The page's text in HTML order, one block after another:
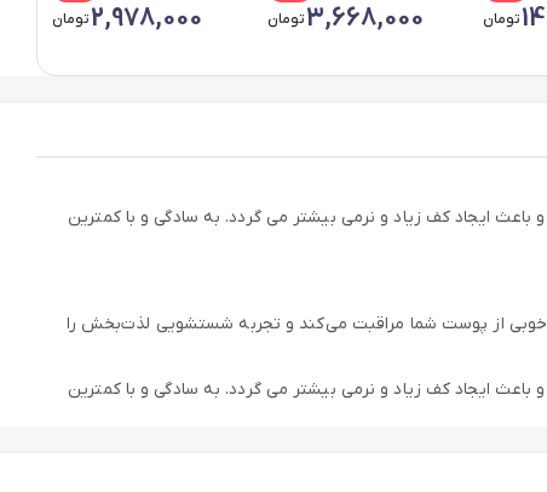
تومان 3,668,000تومان 2,978,000تومان
ایجاد کف زیاد و نرمی بیشتر می گردد. به سادگی و با کمترین
خوبی از پوست شما مراقبت می‌کند و تجربه شستشویی لذت‌بخش را
ایجاد کف زیاد و نرمی بیشتر می گردد. به سادگی و با کمترین